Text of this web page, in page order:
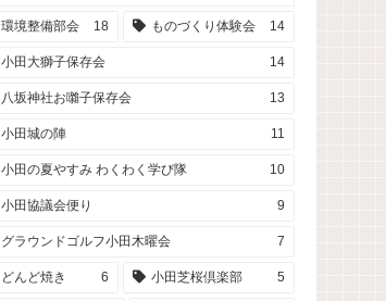
環境整備部会 18 ものづくり体験会 14
小田大獅子保存会 14
八坂神社お囃子保存会 13
小田城の陣 11
小田の夏やすみ わくわく学び隊 10
小田協議会便り 9
グラウンドゴルフ小田木曜会 7
どんど焼き 6 小田芝桜倶楽部 5